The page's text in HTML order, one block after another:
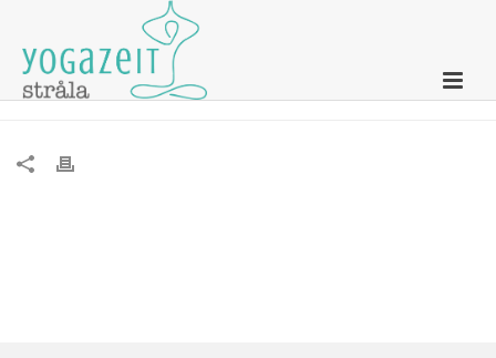
10er-Karte Yoga Quickie